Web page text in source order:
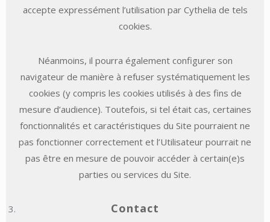
accepte expressément l’utilisation par Cythelia de tels
cookies.
Néanmoins, il pourra également configurer son
navigateur de manière à refuser systématiquement les
cookies (y compris les cookies utilisés à des fins de
mesure d’audience). Toutefois, si tel était cas, certaines
fonctionnalités et caractéristiques du Site pourraient ne
pas fonctionner correctement et l’Utilisateur pourrait ne
pas être en mesure de pouvoir accéder à certain(e)s
parties ou services du Site.
Contact